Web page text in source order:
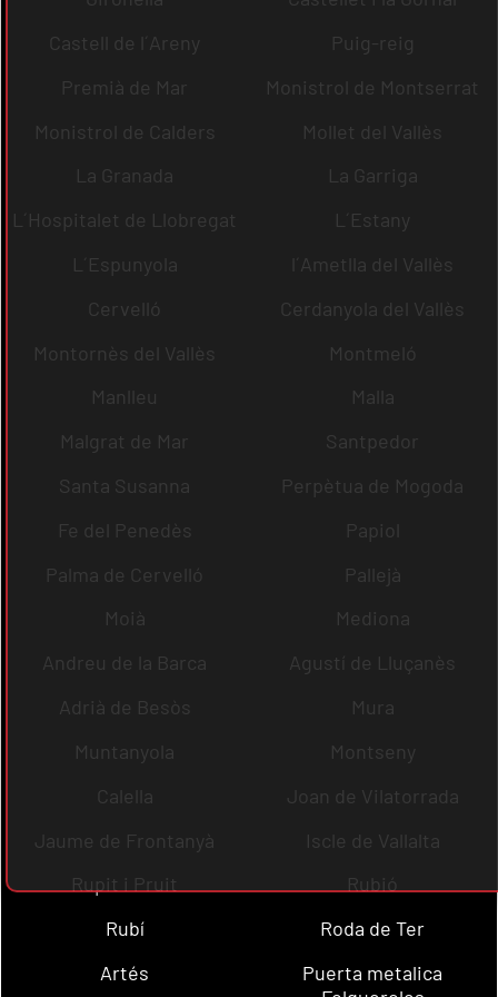
Castell de l´Areny
Puig-reig
Premià de Mar
Monistrol de Montserrat
Monistrol de Calders
Mollet del Vallès
La Granada
La Garriga
L´Hospitalet de Llobregat
L´Estany
L´Espunyola
l´Ametlla del Vallès
Cervelló
Cerdanyola del Vallès
Montornès del Vallès
Montmeló
Manlleu
Malla
Malgrat de Mar
Santpedor
Santa Susanna
Perpètua de Mogoda
Fe del Penedès
Papiol
Palma de Cervelló
Pallejà
Moià
Mediona
Andreu de la Barca
Agustí de Lluçanès
Adrià de Besòs
Mura
Muntanyola
Montseny
Calella
Joan de Vilatorrada
Jaume de Frontanyà
Iscle de Vallalta
Rupit i Pruit
Rubió
Rubí
Roda de Ter
Artés
Puerta metalica